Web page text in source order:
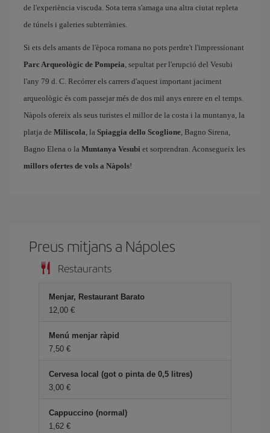
de l'experiència viscuda. Sota terra s'amaga una altra ciutat repleta
de túnels i galeries subterrànies.
Si ets dels amants de l'època romana no pots perdre't l'impressionant
Parc Arqueològic de Pompeia, sepultat per l'erupció del Vesubi
l'any 79 d. C. Recórrer els carrers d'aquest important jaciment
arqueològic és com passejar més de dos mil anys enrere en el temps.
Nàpols ofereix als seus turistes el millor de la costa i la muntanya, la
platja de Miliscola, la Spiaggia dello Scoglione, Bagno Sirena,
Bagno Elena o la Muntanya Vesubi et sorprendran. Aconsegueix les
millors ofertes de vols a Nàpols!
Preus mitjans a Nápoles
Restaurants
Menjar, Restaurant Barato
12,00
Menú menjar ràpid
7,50
Cervesa local (got o pinta de 0,5 litres)
3,00
Cappuccino (normal)
1,62